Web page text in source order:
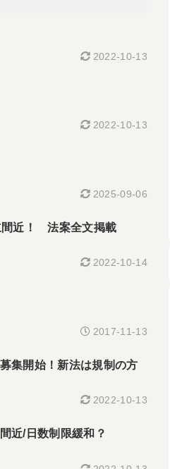
2022-10-13
2022-10-13
2025-09-06
間近！ 法案全文掲載
2022-10-14
2017-11-13
集開始！新法は規制の方
2022-10-13
近/日数制限緩和？